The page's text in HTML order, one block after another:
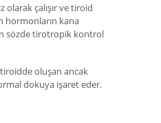
olarak çalışır ve tiroid
hormonların kana
sözde tirotropik kontrol
oluşan ancak
dokuya işaret eder.